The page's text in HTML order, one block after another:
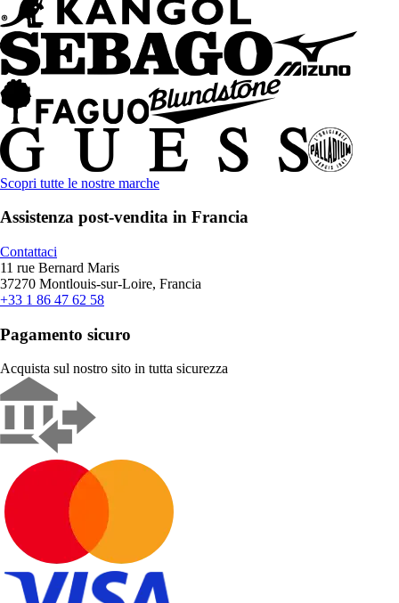
Scopri tutte le nostre marche
Assistenza post-vendita in Francia
Contattaci
11 rue Bernard Maris
37270 Montlouis-sur-Loire, Francia
+33 1 86 47 62 58
Pagamento sicuro
Acquista sul nostro sito in tutta sicurezza